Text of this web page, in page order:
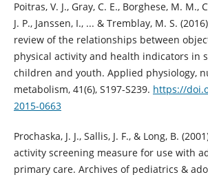
Poitras, V. J., Gray, C. E., Borghese, M. M.,
J. P., Janssen, I., ... & Tremblay, M. S.
review of the relationships between
physical activity and health indicators in
children and youth. Applied physiology,
metabolism, 41(6), S197-S239. https://
2015-0663
Prochaska, J. J., Sallis, J. F., & Long, B.
activity screening measure for use with
primary care. Archives of pediatrics &